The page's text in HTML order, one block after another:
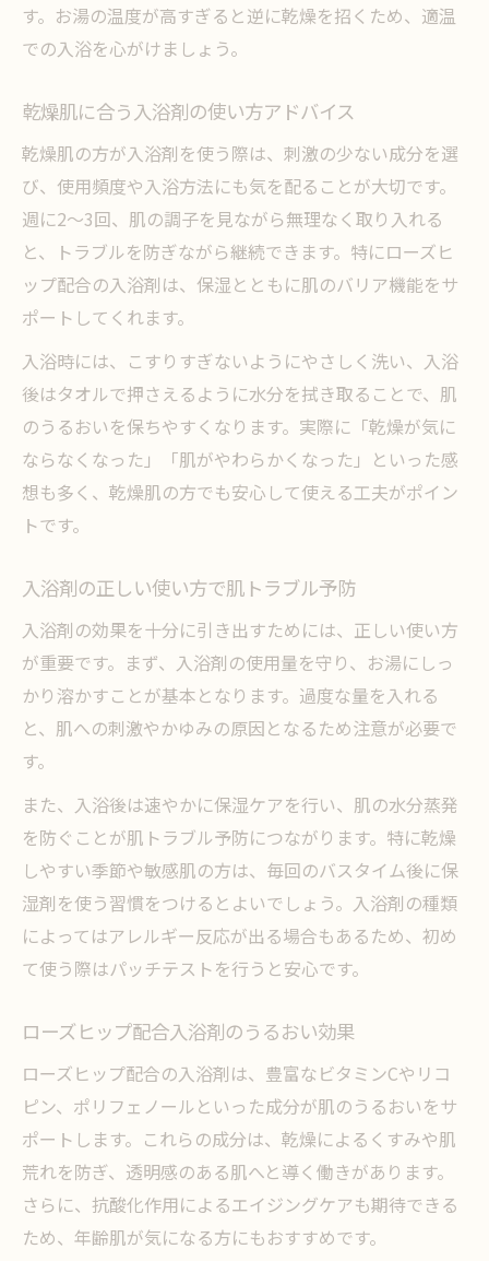
す。お湯の温度が高すぎると逆に乾燥を招くため、適温
での入浴を心がけましょう。
乾燥肌に合う入浴剤の使い方アドバイス
乾燥肌の方が入浴剤を使う際は、刺激の少ない成分を選
び、使用頻度や入浴方法にも気を配ることが大切です。
週に2～3回、肌の調子を見ながら無理なく取り入れる
と、トラブルを防ぎながら継続できます。特にローズヒ
ップ配合の入浴剤は、保湿とともに肌のバリア機能をサ
ポートしてくれます。
入浴時には、こすりすぎないようにやさしく洗い、入浴
後はタオルで押さえるように水分を拭き取ることで、肌
のうるおいを保ちやすくなります。実際に「乾燥が気に
ならなくなった」「肌がやわらかくなった」といった感
想も多く、乾燥肌の方でも安心して使える工夫がポイン
トです。
入浴剤の正しい使い方で肌トラブル予防
入浴剤の効果を十分に引き出すためには、正しい使い方
が重要です。まず、入浴剤の使用量を守り、お湯にしっ
かり溶かすことが基本となります。過度な量を入れる
と、肌への刺激やかゆみの原因となるため注意が必要で
す。
また、入浴後は速やかに保湿ケアを行い、肌の水分蒸発
を防ぐことが肌トラブル予防につながります。特に乾燥
しやすい季節や敏感肌の方は、毎回のバスタイム後に保
湿剤を使う習慣をつけるとよいでしょう。入浴剤の種類
によってはアレルギー反応が出る場合もあるため、初め
て使う際はパッチテストを行うと安心です。
ローズヒップ配合入浴剤のうるおい効果
ローズヒップ配合の入浴剤は、豊富なビタミンCやリコ
ピン、ポリフェノールといった成分が肌のうるおいをサ
ポートします。これらの成分は、乾燥によるくすみや肌
荒れを防ぎ、透明感のある肌へと導く働きがあります。
さらに、抗酸化作用によるエイジングケアも期待できる
ため、年齢肌が気になる方にもおすすめです。